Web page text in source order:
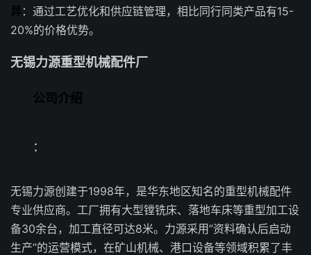
异：通过工艺优化和供应链管理，相比同行同类产品有15-
20%的价格优势。
无锡力源重型机械配件厂
公司介绍
：
无锡力源创建于1998年，是华东地区知名的重型机械配件
专业供应商。工厂拥有大型镗铣床、落地车床等重型加工设
备30余台，加工直径可达8米。力源采用”资料确认后启动
生产”的运营模式，在矿山机械、港口设备等领域积累了丰